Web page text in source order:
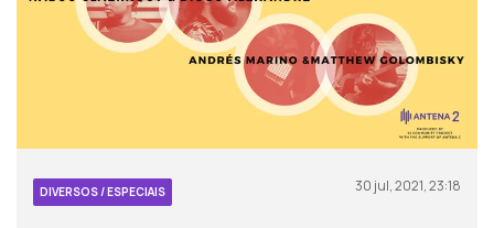
DIVERSOS / ESPECIAIS 30 jul, 2021, 23:18